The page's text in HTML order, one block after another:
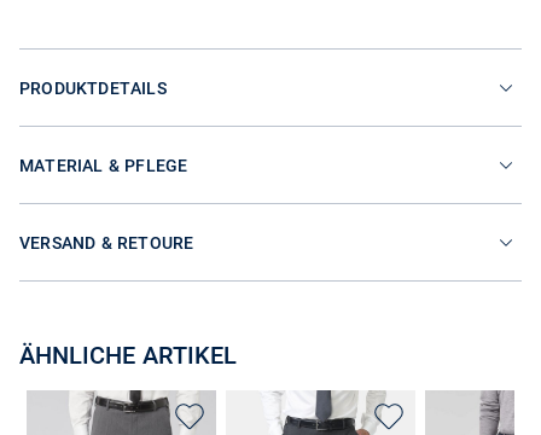
PRODUKTDETAILS
MATERIAL & PFLEGE
VERSAND & RETOURE
ÄHNLICHE ARTIKEL